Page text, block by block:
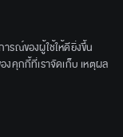
Reserved.
รณ์ของผู้ใช้ให้ดียิ่งขึ้น
งคุกกี้ที่เราจัดเก็บ เหตุผล